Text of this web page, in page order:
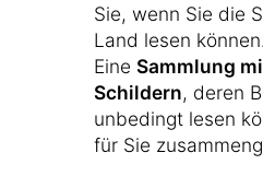
Sie, wenn Sie die
Land lesen können.
Eine Sammlung
Schildern, deren
unbedingt lesen
für Sie